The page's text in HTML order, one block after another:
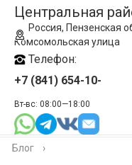
Центральная
Россия, Пензенская
Комсомольская улица
Телефон:
+7 (841) 654-10-
Вт-вс: 08:00—18:00
Блог ›